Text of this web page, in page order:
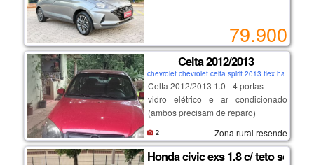
opcionais disponíveis:
direção hidráulica
vidros elétricos
trava elétrica
alarme
chave multifuncional
acendimento automático dos faróis
retrovisores elétricos
air bags/abs
computador de bordo
conforto e desempenho em um
único carro!
✅ motor 1.0 turbo de excelente
desempenho e baixo consumo
✅ apenas 64.579 km rodados
✅ versão platinum, uma das mais
completas da linha
✅ central multimídia
✅ câmera de ré
79.900
Celta 2012/2013
chevrolet chevrolet celta spirit 2013 flex hatch
Celta 2012/2013 1.0 - 4 portas
vidro elétrico e ar condicionado
(ambos precisam de reparo)
flex - gasolina e álcool.
possui documento
Zona rural resende
2
Honda civic exs 1.8 c/ teto solar